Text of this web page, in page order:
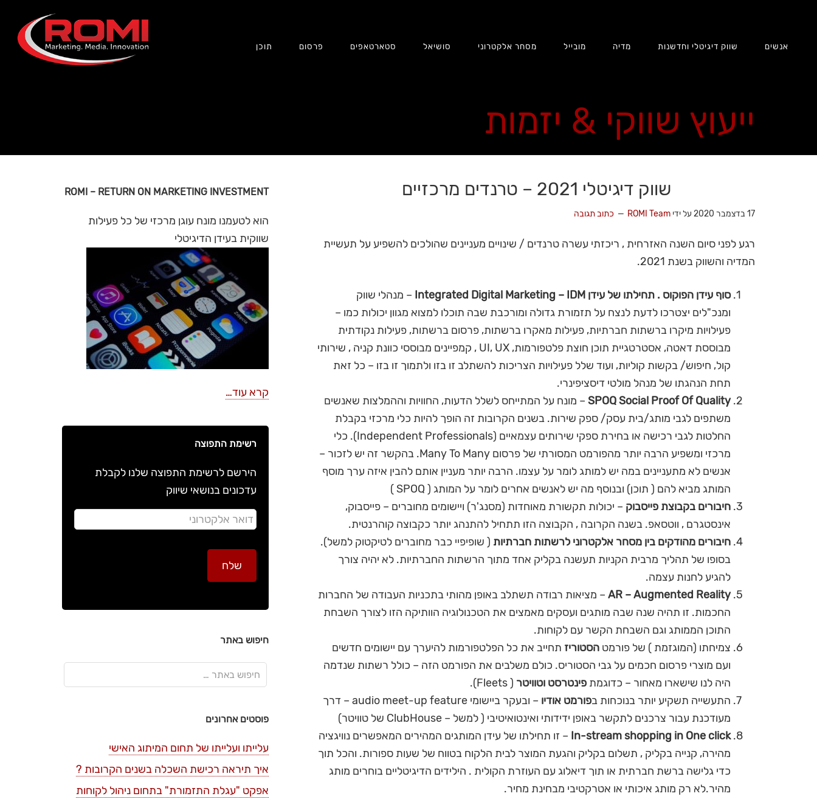
אנשים שווק דיגיטלי וחדשנות מדיה מובייל מסחר אלקטרוני סושיאל סטארטאפים פרסום תוכן
ייעוץ שווקי & יזמות
שווק דיגיטלי 2021 – טרנדים מרכזיים
17 בדצמבר 2020 על ידי ROMI Team כתוב תגובה
רגע לפני סיום השנה האזרחית , ריכזתי עשרה טרנדים / שינויים מעניינים שהולכים להשפיע על תעשיית
המדיה והשווק בשנת 2021.
סוף עידן הפוקוס . תחילתו של עידן Integrated Digital Marketing – IDM
– מנהלי שווק
ומנכ"לים יצטרכו לדעת לנצח על תזמורת גדולה ומורכבת שבה תוכלו למצוא מגוון יכולות כמו –
פעילויות מיקרו ברשתות חברתיות, פעילות מאקרו ברשתות, פרסום ברשתות, פעילות נקודתית
מבוססת דאטה, אסטרטגיית תוכן חוצת פלטפורמות, UI, UX , קמפיינים מבוססי כוונת קניה , שירותי
קול, חיפוש/ בקשות קוליות, ועוד שלל פעילויות הצריכות להשתלב זו בזו ולתמוך זו בזו – כל זאת
תחת הנהגתו של מנהל מולטי דיסציפינרי.
SPOQ Social Proof Of Quality – מונח על המתייחס לשלל הדעות, החוויות וההמלצות שאנשים
משתפים לגבי מותג/בית עסק/ ספק שירות. בשנים הקרובות זה הופך להיות כלי מרכזי בקבלת
החלטות לגבי רכישה או בחירת ספקי שירותים עצמאיים (Independent Professionals). כלי
מרכזי ומשפיע הרבה יותר מהפורמט המסורתי של פרסום Many To Many. בהקשר זה יש לזכור –
אנשים לא מתעניינים במה יש למותג לומר על עצמו. הרבה יותר מעניין אותם להבין איזה ערך מוסף
המותג מביא להם ( תוכן) ובנוסף מה יש לאנשים אחרים לומר על המותג ( SPOQ )
חיבורים בקבוצת פייסבוק – יכולות תקשורת מאוחדות (מסנג'ר) ויישומים מחוברים – פייסבוק,
אינסטגרם , ווטסאפ. בשנה הקרובה , הקבוצה הזו תתחיל להתנהג יותר כקבוצה קוהרנטית.
חיבורים מהודקים בין מסחר אלקטרוני לרשתות חברתיות ( שופיפיי כבר מחוברים לטיקטוק למשל).
בסופו של תהליך מרבית הקניות תעשנה בקליק אחד מתוך הרשתות החברתיות. לא יהיה צורך
להגיע לחנות עצמה.
AR – Augmented Reality – מציאות רבודה תשתלב באופן מהותי בתכניות העבודה של החברות
החכמות. זו תהיה שנה שבה מותגים ועסקים מאמצים את הטכנולוגיה הוותיקה הזו לצורך השבחת
התוכן הממותג וגם השבחת הקשר עם לקוחות.
צמיחתו (המוגזמת ) של פורמט הסטוריז תחייב את כל הפלטפורמות להיערך עם יישומים חדשים
ועם מוצרי פרסום חכמים על גבי הסטוריס. כולם משלבים את הפורמט הזה – כולל רשתות שנדמה
היה לנו שישארו מאחור – כדוגמת פינטרסט וטוויטר ( Fleets).
התעשייה תשקיע יותר בנוכחות בפורמט אודיו
– ובעקר ביישומי audio meet-up feature – דרך
מעודכנת עבור צרכנים לתקשר באופן ידידותי ואינטואיטיבי ( למשל – ClubHouse של טוויטר)
In-stream shopping in One click – זו תחילתו של עידן המותגים המהירים המאפשרים נוויגציה
מהירה, קנייה בקליק , תשלום בקליק והגעת המוצר לבית הלקוח בטווח של שעות ספורות. והכל תוך
כדי גלישה ברשת חברתית או תוך דיאלוג עם העוזרת הקולית . הילידים הדיגיטליים בוחרים מותג
מהיר.לא רק מותג איכותי או אטרקטיבי מבחינת מחיר.
ROMI – RETURN ON MARKETING INVESTMENT
הוא לטעמנו מונח עוגן מרכזי של כל פעילות
שווקית בעידן הדיגיטלי
קרא עוד…
רשימת התפוצה
הירשם לרשימת התפוצה שלנו לקבלת
עדכונים בנושאי שיווק
חיפוש באתר
פוסטים אחרונים
עלייתו ועלייתו של תחום המיתוג האישי
איך תיראה רכישת השכלה בשנים הקרובות ?
אפקט "עגלת התזמורת" בתחום ניהול לקוחות